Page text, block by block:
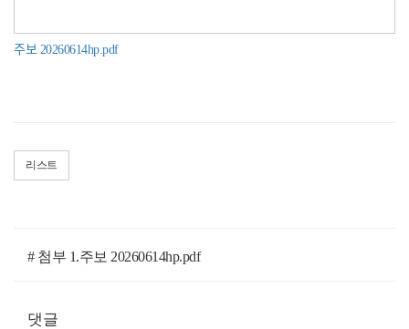
주보 20260614hp.pdf
리스트
# 첨부 1.주보 20260614hp.pdf
댓글